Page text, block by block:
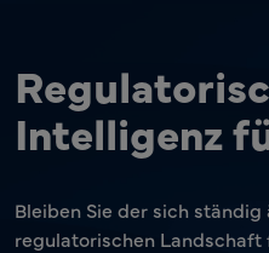
Intelligenz
Bleiben Sie der sich
regulatorischen